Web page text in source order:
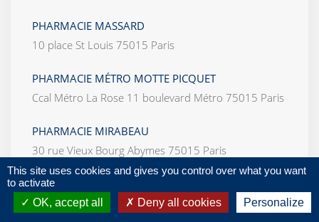
PHARMACIE MASSARD
10 place St Louis 75015 Paris
PHARMACIE MÉTRO MOTTE PICQUET
Ccal Métro La Rose 11 boulevard Métro 75015 Paris
PHARMACIE MIRABEAU
30 rue Vieux Bourg Abymes 75015 Paris
PHARMACIE NECKER
36 avenue P Goubet et J Van Heeghe 75015 Paris
This site uses cookies and gives you control over what you want
to activate
OK, accept all
Deny all cookies Personalize